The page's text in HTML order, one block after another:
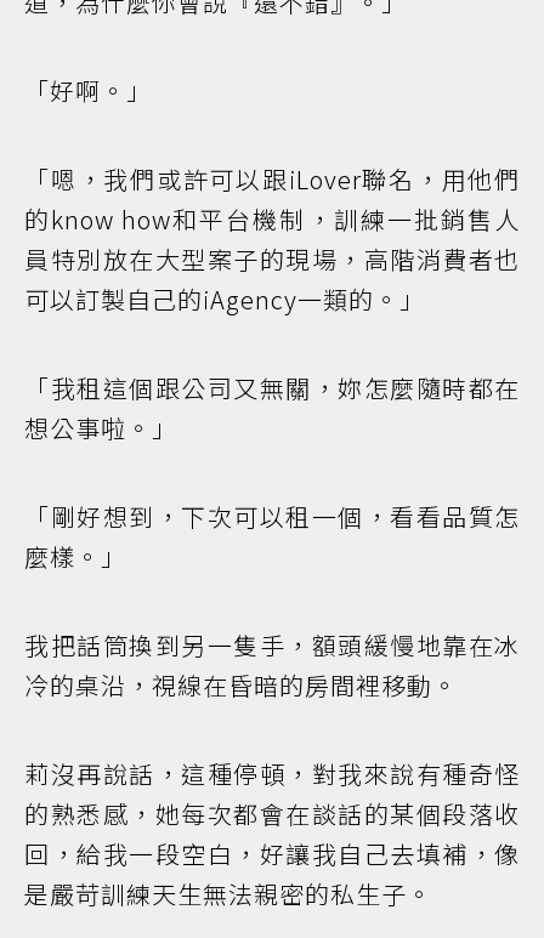
「好啊。」
「嗯，我們或許可以跟iLover聯名，用他們
的know how和平台機制，訓練一批銷售人
員特別放在大型案子的現場，高階消費者也
可以訂製自己的iAgency一類的。」
「我租這個跟公司又無關，妳怎麼隨時都在
想公事啦。」
「剛好想到，下次可以租一個，看看品質怎
麼樣。」
我把話筒換到另一隻手，額頭緩慢地靠在冰
冷的桌沿，視線在昏暗的房間裡移動。
莉沒再說話，這種停頓，對我來說有種奇怪
的熟悉感，她每次都會在談話的某個段落收
回，給我一段空白，好讓我自己去填補，像
是嚴苛訓練天生無法親密的私生子。